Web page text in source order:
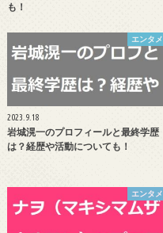
も！
エンタメ
2023.9.18
岩城滉一のプロフィールと最終学歴
は？経歴や活動についても！
エンタメ